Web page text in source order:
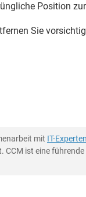
Position
Sie
mit IT-Experten
CCM ist eine